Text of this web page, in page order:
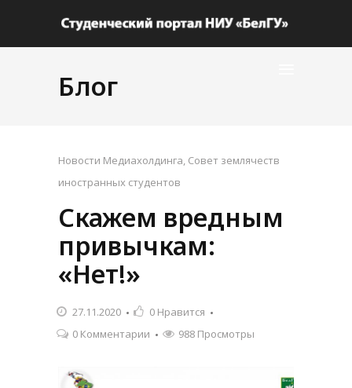
Блог
Новости Медиахолдинга, Совет землячеств
иностранных студентов
Скажем вредным
привычкам:
«Нет!»
27.11.2020 0 Нравится
0 Комментарии
988 Просмотры